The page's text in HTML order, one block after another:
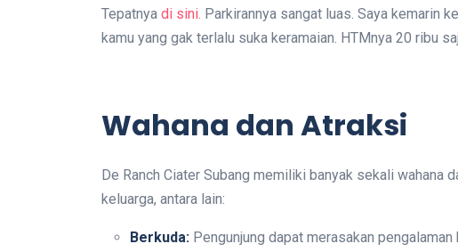
Tepatnya di sini. Parkirannya sangat luas. Saya kemarin
kamu yang gak terlalu suka keramaian. HTMnya 20 ribu
Wahana dan Atraksi
De Ranch Ciater Subang memiliki banyak sekali wahana
keluarga, antara lain:
Berkuda: Pengunjung dapat merasakan